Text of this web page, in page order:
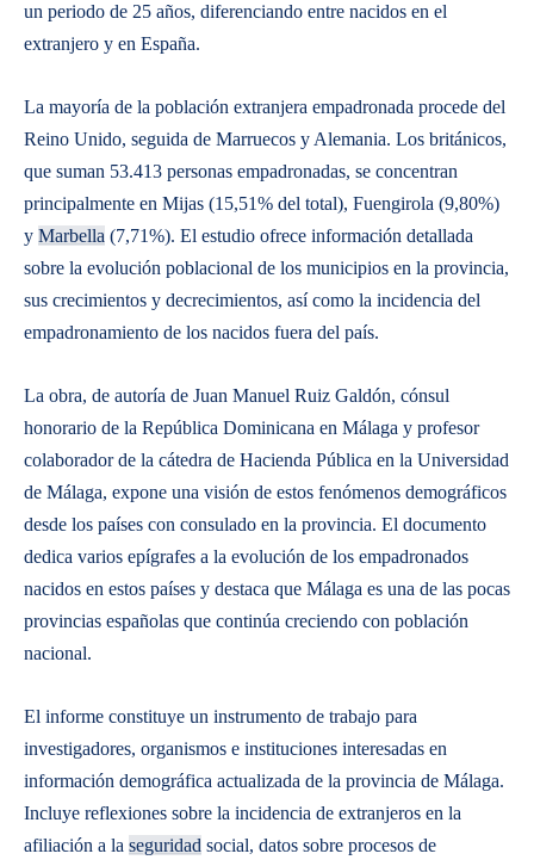
un periodo de 25 años, diferenciando entre nacidos en el
extranjero y en España.
La mayoría de la población extranjera empadronada procede del
Reino Unido, seguida de Marruecos y Alemania. Los británicos,
que suman 53.413 personas empadronadas, se concentran
principalmente en Mijas (15,51% del total), Fuengirola (9,80%)
y Marbella (7,71%). El estudio ofrece información detallada
sobre la evolución poblacional de los municipios en la provincia,
sus crecimientos y decrecimientos, así como la incidencia del
empadronamiento de los nacidos fuera del país.
La obra, de autoría de Juan Manuel Ruiz Galdón, cónsul
honorario de la República Dominicana en Málaga y profesor
colaborador de la cátedra de Hacienda Pública en la Universidad
de Málaga, expone una visión de estos fenómenos demográficos
desde los países con consulado en la provincia. El documento
dedica varios epígrafes a la evolución de los empadronados
nacidos en estos países y destaca que Málaga es una de las pocas
provincias españolas que continúa creciendo con población
nacional.
El informe constituye un instrumento de trabajo para
investigadores, organismos e instituciones interesadas en
información demográfica actualizada de la provincia de Málaga.
Incluye reflexiones sobre la incidencia de extranjeros en la
afiliación a la seguridad social, datos sobre procesos de